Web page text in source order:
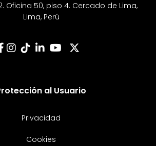
Oficina 50, piso 4. Cercado de Lima,
Lima, Perú
al Usuario
Privacidad
Cookies